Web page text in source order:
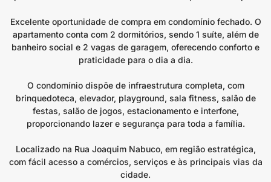
Excelente oportunidade de compra em condomínio fechado. O
apartamento conta com 2 dormitórios, sendo 1 suíte, além de
banheiro social e 2 vagas de garagem, oferecendo conforto e
praticidade para o dia a dia.
O condomínio dispõe de infraestrutura completa, com
brinquedoteca, elevador, playground, sala fitness, salão de
festas, salão de jogos, estacionamento e interfone,
proporcionando lazer e segurança para toda a família.
Localizado na Rua Joaquim Nabuco, em região estratégica,
com fácil acesso a comércios, serviços e às principais vias da
cidade.